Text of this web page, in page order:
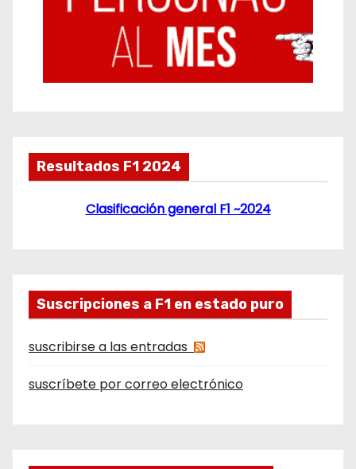
Resultados F1 2024
Clasificación general F1 ~2024
Suscripciones a F1 en estado puro
suscribirse a las entradas
suscríbete por correo electrónico